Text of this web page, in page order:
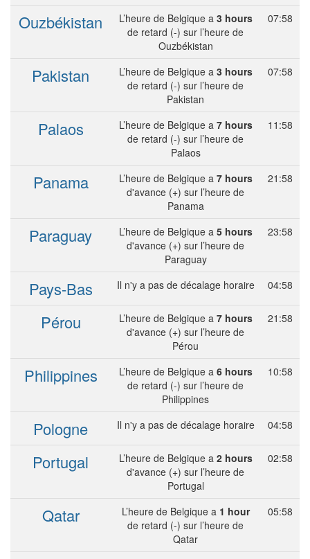
Ouzbékistan L’heure de Belgique a 3 hours
de retard (-) sur l’heure de
Ouzbékistan
07:58
Pakistan L’heure de Belgique a 3 hours
de retard (-) sur l’heure de
Pakistan
07:58
Palaos L’heure de Belgique a 7 hours
de retard (-) sur l’heure de
Palaos
11:58
Panama L’heure de Belgique a 7 hours
d'avance (+) sur l’heure de
Panama
21:58
Paraguay L’heure de Belgique a 5 hours
d'avance (+) sur l’heure de
Paraguay
23:58
Pays-Bas Il n'y a pas de décalage horaire 04:58
Pérou L’heure de Belgique a 7 hours
d'avance (+) sur l’heure de
Pérou
21:58
Philippines L’heure de Belgique a 6 hours
de retard (-) sur l’heure de
Philippines
10:58
Pologne Il n'y a pas de décalage horaire 04:58
Portugal L’heure de Belgique a 2 hours
d'avance (+) sur l’heure de
Portugal
02:58
Qatar L’heure de Belgique a 1 hour
de retard (-) sur l’heure de
Qatar
05:58